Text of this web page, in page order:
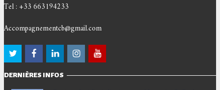
Tel : +33 663194233
Accompagnementcb@gmail.com
DERNIÈRES INFOS